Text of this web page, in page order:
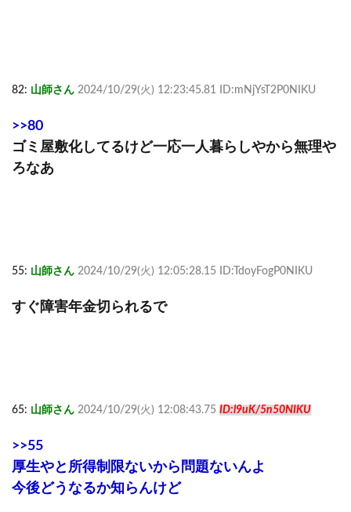
82: 山師さん 2024/10/29(火) 12:23:45.81 ID:mNjYsT2P0NIKU
>>80
ゴミ屋敷化してるけど一応一人暮らしやから無理や
ろなあ
55: 山師さん 2024/10/29(火) 12:05:28.15 ID:TdoyFogP0NIKU
すぐ障害年金切られるで
65: 山師さん 2024/10/29(火) 12:08:43.75 ID:l9uK/5n50NIKU
>>55
厚生やと所得制限ないから問題ないんよ
今後どうなるか知らんけど